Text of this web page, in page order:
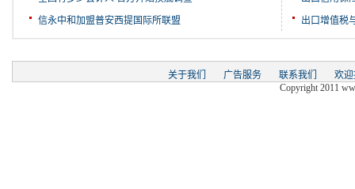
信永中和加盟普安西提国际所联盟
出口增值税
关于我们 广告服务 联系我们
欢
Copyright 2011